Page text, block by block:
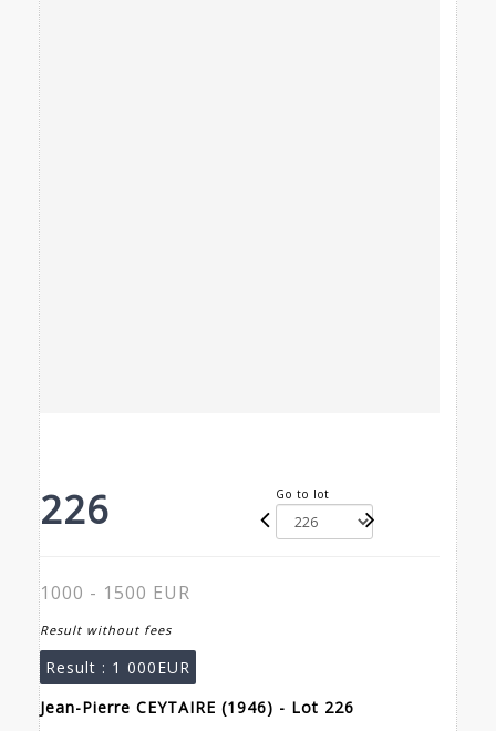
226 Go to lot
1000 - 1500 EUR
Result without fees
Result : 1 000EUR
Jean-Pierre CEYTAIRE (1946) - Lot 226